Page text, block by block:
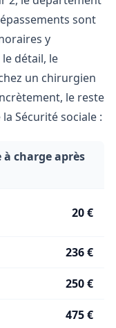
sont
y
détail, le
un chirurgien
le reste
Sécurité sociale :
à charge après
20 €
236 €
250 €
475 €